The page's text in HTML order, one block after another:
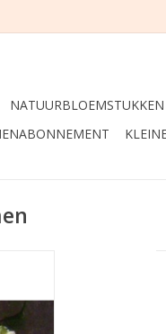
NATUURBLOEMSTUKKEN